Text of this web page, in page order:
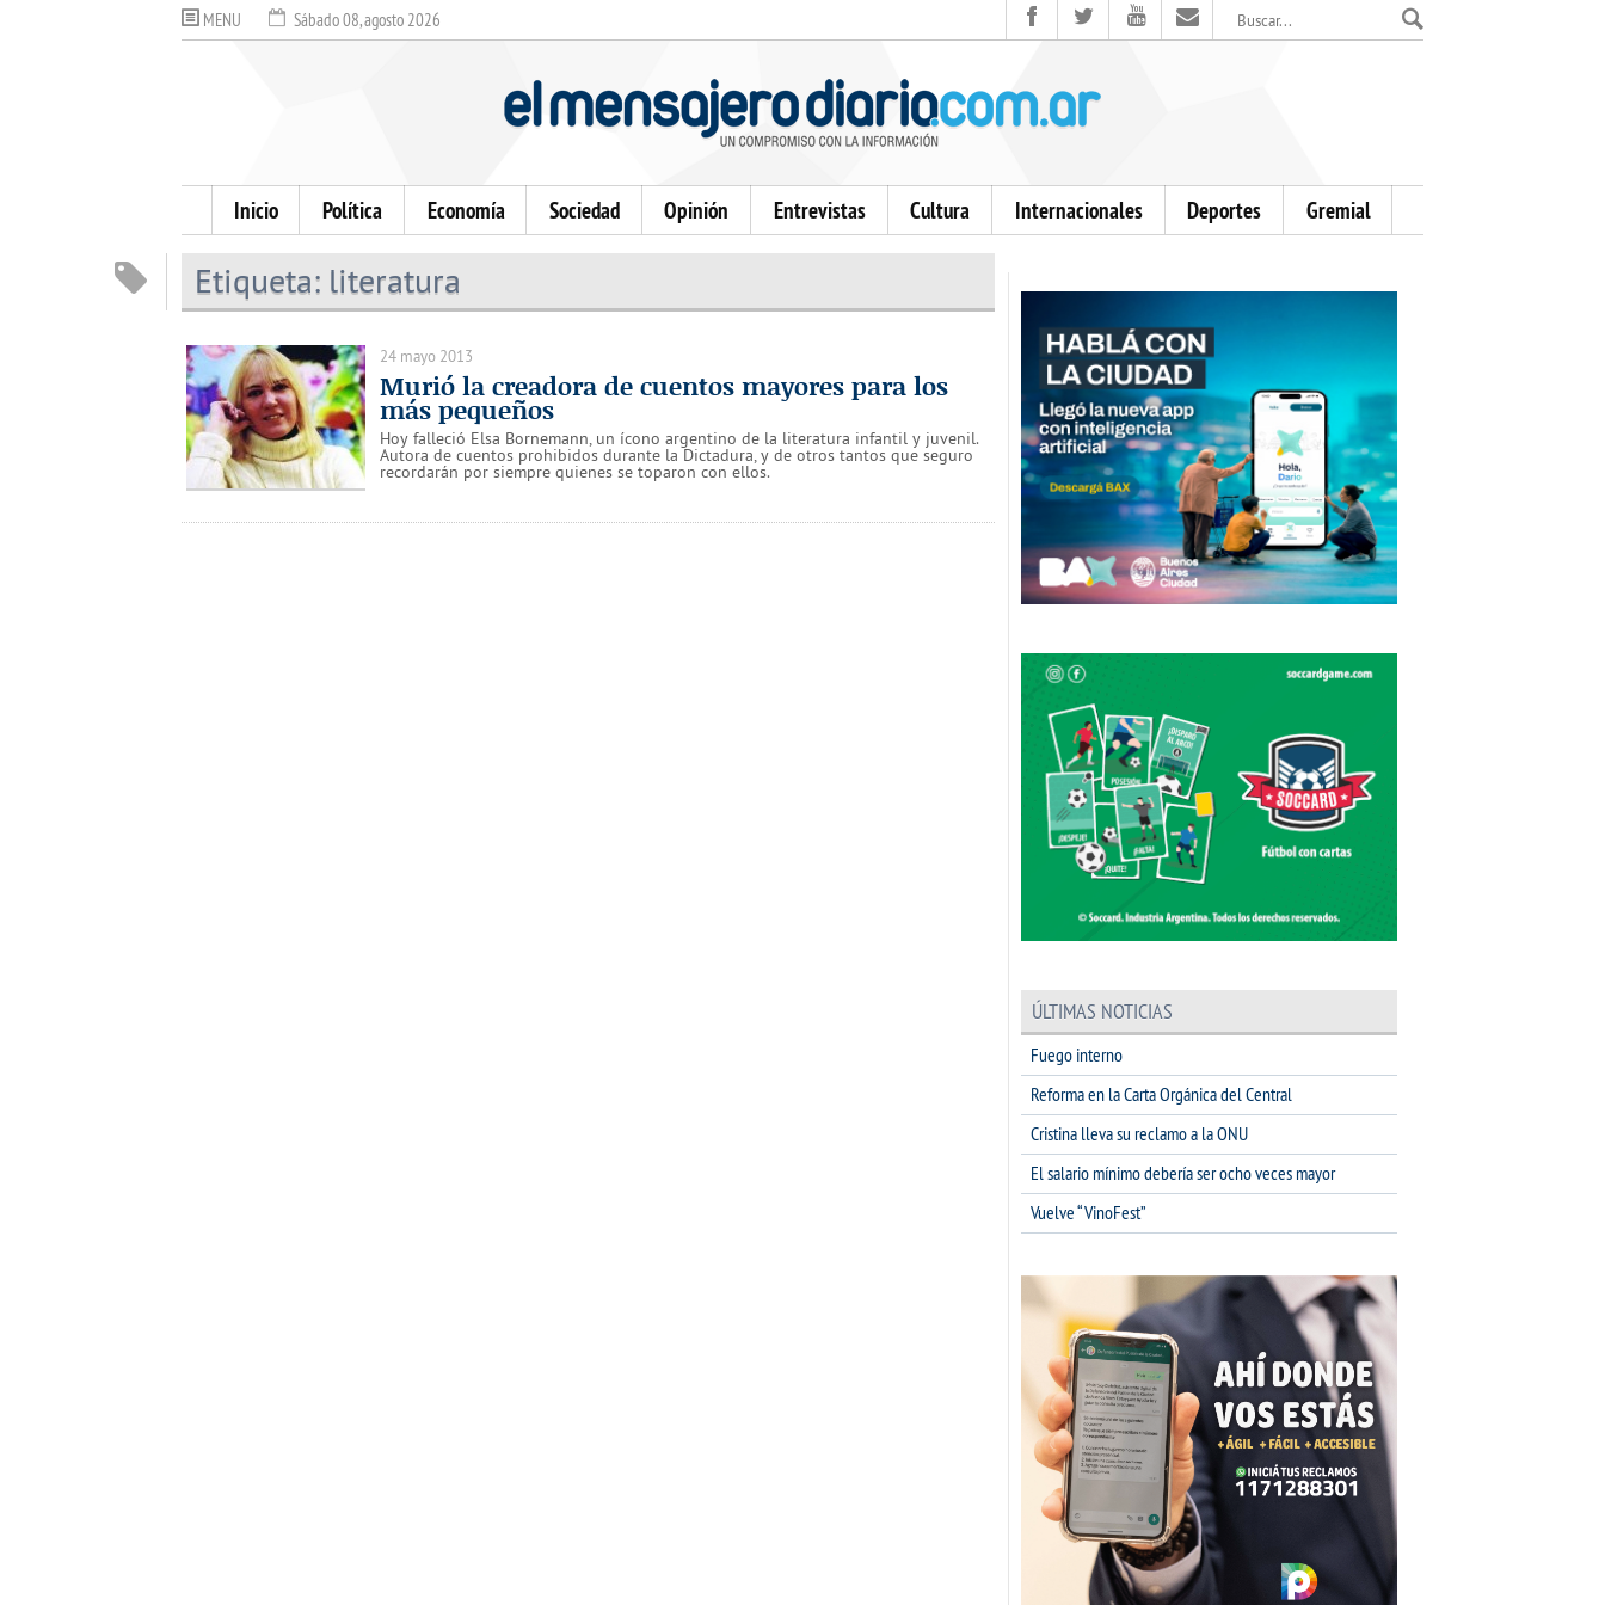
MENU Sábado 08, agosto 2026
Inicio Política Economía Sociedad Opinión Entrevistas Cultura Internacionales Deportes Gremial
Etiqueta: literatura
24 mayo 2013
Murió la creadora de cuentos mayores para los
más pequeños
Hoy falleció Elsa Bornemann, un ícono argentino de la literatura infantil y juvenil.
Autora de cuentos prohibidos durante la Dictadura, y de otros tantos que seguro
recordarán por siempre quienes se toparon con ellos.
ÚLTIMAS NOTICIAS
Fuego interno
Reforma en la Carta Orgánica del Central
Cristina lleva su reclamo a la ONU
El salario mínimo debería ser ocho veces mayor
Vuelve “VinoFest”